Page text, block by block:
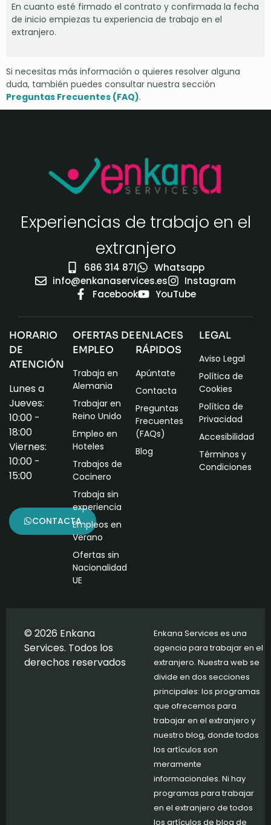
En cuanto esté firmado el contrato y confirmada la fecha
de inicio empiezas tu experiencia de trabajo en el
extranjero.
Si necesitas más información o quieres resolver alguna
duda, también puedes consultar nuestra sección
Preguntas Frecuentes (FAQ).
Experiencias de trabajo en el
extranjero
686 314 871
Whatsapp
info@enkanaservices.es
Instagram
Facebook
YouTube
HORARIO
DE
ATENCIÓN
Lunes a
Jueves:
10:00 -
18:00
Viernes:
10:00 -
15:00
CONTACTA
OFERTAS DE
EMPLEO
Trabaja en
Alemania
Trabajar en
Reino Unido
Empleo en
Hoteles
Trabajos de
Cocinero
Trabaja sin
experiencia
Empleos en
Verano
Ofertas sin
Nacionalidad
UE
ENLACES
RÁPIDOS
Apúntate
Contacta
Preguntas
Frecuentes
(FAQs)
Blog
LEGAL
Aviso Legal
Política de
Cookies
Política de
Privacidad
Accesibilidad
Términos y
Condiciones
© 2026 Enkana
Services. Todos los
derechos reservados
Enkana Services es una
agencia para trabajar en el
extranjero. Nuestra web se
divide en dos secciones
principales: los programas
que ofrecemos para
trabajar en el extranjero y
nuestro blog, donde todos
los artículos son
meramente
informacionales. Ni hay
programas para trabajar
en el extranjero de todos
los artículos de blog de